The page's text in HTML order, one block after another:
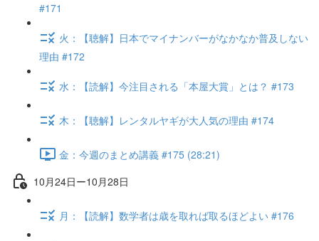
#171
火：【聴解】日本でマイナンバーがなかなか普及しない
理由 #172
水：【読解】今注目される「本屋大賞」とは？ #173
木：【聴解】レンタルヤギが大人気の理由 #174
金：今週のまとめ講義 #175 (28:21)
10月24日ー10月28日
月：【読解】数学者は歳を取れば取るほどよい #176